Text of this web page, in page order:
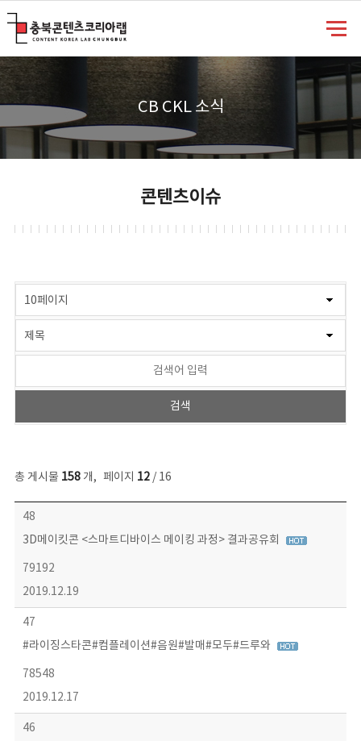
CB CKL 소식
콘텐츠이슈
총 게시물 158개, 페이지 12/ 16
콘텐츠이슈 목록 - 번호, 제목, 작성자, 파일, 조회수, 작성일 정보 제공
48
3D메이킷콘 <스마트디바이스 메이킹 과정> 결과공유회
79192
2019.12.19
47
#라이징스타콘#컴플레이션#음원#발매#모두#드루와
78548
2019.12.17
46